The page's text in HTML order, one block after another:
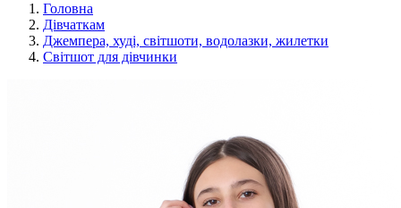
Головна
Дівчаткам
Джемпера, худі, світшоти, водолазки, жилетки
Світшот для дівчинки